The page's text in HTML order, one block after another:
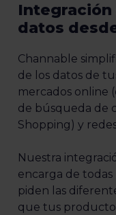
datos
Channable
de los datos de
mercados online
de búsqueda de
Shopping) y
Nuestra
encarga de
piden las
que tus